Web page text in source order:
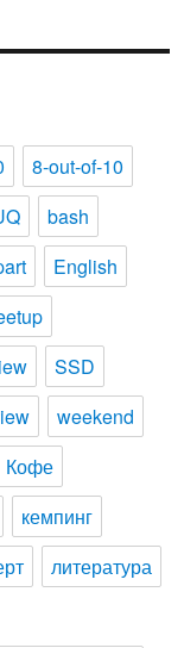
8-out-of-10
bash
English
SSD
weekend
Кофе
кемпинг
литература